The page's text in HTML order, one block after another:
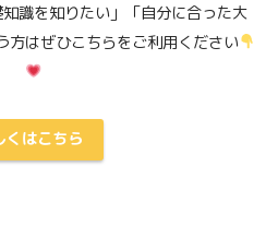
知識を知りたい」「自分に合った大
方はぜひこちらをご利用ください
くはこちら